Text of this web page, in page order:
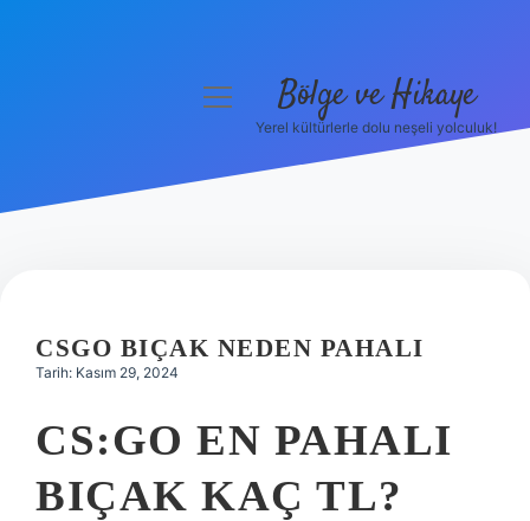
Hakkımızda
menüyü
Bölge ve Hikaye
Yerel kültürlerle dolu neşeli yolculuk!
CSGO BIÇAK NEDEN PAHALI
Tarih: Kasım 29, 2024
CS:GO EN PAHALI
BIÇAK KAÇ TL?